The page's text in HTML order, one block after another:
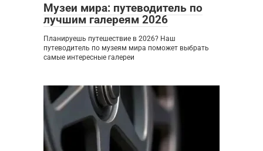
Музеи мира: путеводитель по
лучшим галереям 2026
Планируешь путешествие в 2026? Наш
путеводитель по музеям мира поможет выбрать
самые интересные галереи